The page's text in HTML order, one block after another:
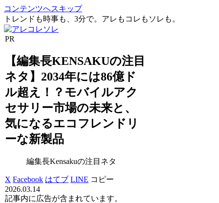
コンテンツへスキップ
トレンドも時事も、3分で。アレもコレもソレも。
PR
【編集長KENSAKUの注目
ネタ】2034年には86億ド
ル超え！？モバイルアク
セサリー市場の未来と、
気になるエコフレンドリ
ーな新製品
編集長Kensakuの注目ネタ
X Facebook はてブ LINE コピー
2026.03.14
記事内に広告が含まれています。